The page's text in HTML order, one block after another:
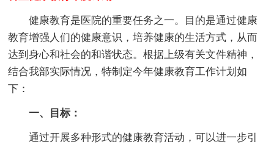
健康教育是医院的重要任务之一。目的是通过健康
教育增强人们的健康意识，培养健康的生活方式，从而
达到身心和社会的和谐状态。根据上级有关文件精神，
结合我部实际情况，特制定今年健康教育工作计划如
下：
一、目标：
通过开展多种形式的健康教育活动，可以进一步引